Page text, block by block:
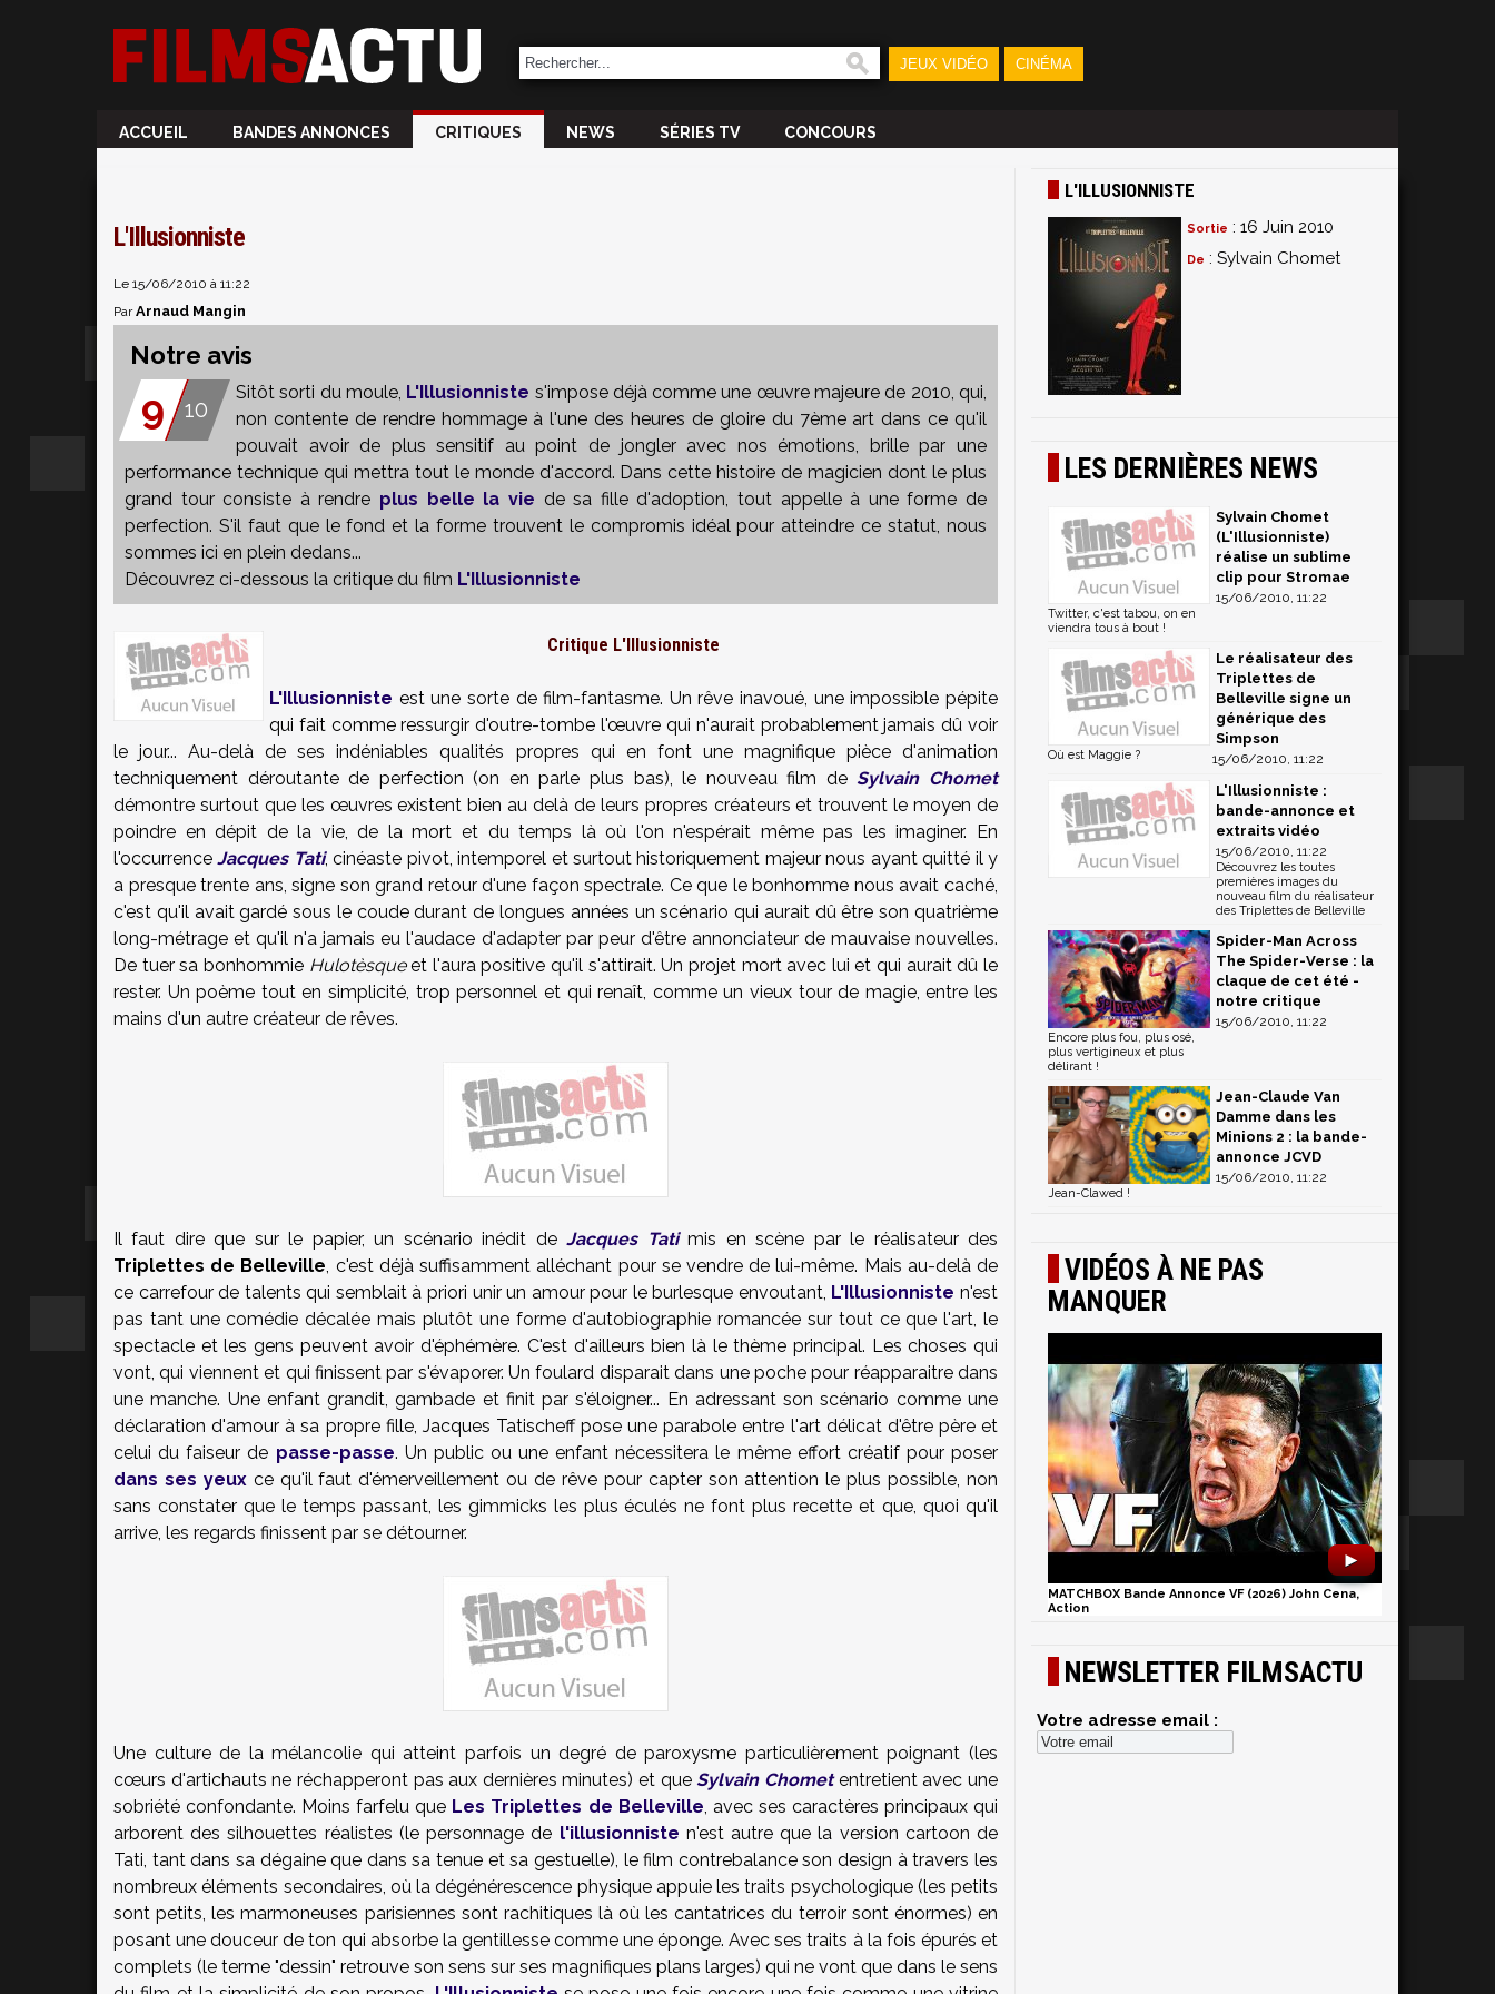
JEUX VIDÉO CINÉMA
ACCUEIL BANDES ANNONCES CRITIQUES NEWS SÉRIES TV CONCOURS
L'Illusionniste
Le 15/06/2010 à 11:22
ParArnaud Mangin
Notre avis
9 10
Sitôt sorti du moule, L'Illusionniste s'impose déjà comme une œuvre majeure de 2010, qui,
non contente de rendre hommage à l'une des heures de gloire du 7ème art dans ce qu'il
pouvait avoir de plus sensitif au point de jongler avec nos émotions, brille par une
performance technique qui mettra tout le monde d'accord. Dans cette histoire de magicien dont le plus
grand tour consiste à rendre plus belle la vie de sa fille d'adoption, tout appelle à une forme de
perfection. S'il faut que le fond et la forme trouvent le compromis idéal pour atteindre ce statut, nous
sommes ici en plein dedans...
Découvrez ci-dessous la critique du film L'Illusionniste
Critique L'Illusionniste
L'Illusionniste est une sorte de film-fantasme. Un rêve inavoué, une impossible pépite
qui fait comme ressurgir d'outre-tombe l'œuvre qui n'aurait probablement jamais dû voir
le jour... Au-delà de ses indéniables qualités propres qui en font une magnifique pièce d'animation
techniquement déroutante de perfection (on en parle plus bas), le nouveau film deSylvain Chomet
démontre surtout que les œuvres existent bien au delà de leurs propres créateurs et trouvent le moyen de
poindre en dépit de la vie, de la mort et du temps là où l'on n'espérait même pas les imaginer. En
l'occurrenceJacques Tati, cinéaste pivot, intemporel et surtout historiquement majeur nous ayant quitté il y
a presque trente ans, signe son grand retour d'une façon spectrale. Ce que le bonhomme nous avait caché,
c'est qu'il avait gardé sous le coude durant de longues années un scénario qui aurait dû être son quatrième
long-métrage et qu'il n'a jamais eu l'audace d'adapter par peur d'être annonciateur de mauvaise nouvelles.
De tuer sa bonhommie Hulotèsqueet l'aura positive qu'il s'attirait. Un projet mort avec lui et qui aurait dû le
rester. Un poème tout en simplicité, trop personnel et qui renaît, comme un vieux tour de magie, entre les
mains d'un autre créateur de rêves.
Il faut dire que sur le papier, un scénario inédit deJacques Tatimis en scène par le réalisateur des
Triplettes de Belleville, c'est déjà suffisamment alléchant pour se vendre de lui-même. Mais au-delà de
ce carrefour de talents qui semblait à priori unir un amour pour le burlesque envoutant, L'Illusionniste n'est
pas tant une comédie décalée mais plutôt une forme d'autobiographie romancée sur tout ce que l'art, le
spectacle et les gens peuvent avoir d'éphémère. C'est d'ailleurs bien là le thème principal. Les choses qui
vont, qui viennent et qui finissent par s'évaporer. Un foulard disparait dans une poche pour réapparaitre dans
une manche. Une enfant grandit, gambade et finit par s'éloigner... En adressant son scénario comme une
déclaration d'amour à sa propre fille, Jacques Tatischeff pose une parabole entre l'art délicat d'être père et
celui du faiseur de passe-passe. Un public ou une enfant nécessitera le même effort créatif pour poser
dans ses yeuxce qu'il faut d'émerveillement ou de rêve pour capter son attention le plus possible, non
sans constater que le temps passant, les gimmicks les plus éculés ne font plus recette et que, quoi qu'il
arrive, les regards finissent par se détourner.
Une culture de la mélancolie qui atteint parfois un degré de paroxysme particulièrement poignant (les
cœurs d'artichauts ne réchapperont pas aux dernières minutes) et queSylvain Chometentretient avec une
sobriété confondante. Moins farfelu que Les Triplettes de Belleville, avec ses caractères principaux qui
arborent des silhouettes réalistes (le personnage de l'illusionniste n'est autre que la version cartoon de
Tati, tant dans sa dégaine que dans sa tenue et sa gestuelle), le film contrebalance son design à travers les
nombreux éléments secondaires, où la dégénérescence physique appuie les traits psychologique (les petits
sont petits, les marmoneuses parisiennes sont rachitiques là où les cantatrices du terroir sont énormes) en
posant une douceur de ton qui absorbe la gentillesse comme une éponge. Avec ses traits à la fois épurés et
complets (le terme "dessin" retrouve son sens sur ses magnifiques plans larges) qui ne vont que dans le sens
L'ILLUSIONNISTE
Sortie : 16 Juin 2010
De : Sylvain Chomet
LES DERNIÈRES NEWS
Sylvain Chomet
(L'Illusionniste)
réalise un sublime
clip pour Stromae
15/06/2010, 11:22
Twitter, c'est tabou, on en
viendra tous à bout !
Le réalisateur des
Triplettes de
Belleville signe un
générique des
Simpson
15/06/2010, 11:22
Où est Maggie ?
L'Illusionniste :
bande-annonce et
extraits vidéo
15/06/2010, 11:22
Découvrez les toutes
premières images du
nouveau film du réalisateur
des Triplettes de Belleville
Spider-Man Across
The Spider-Verse : la
claque de cet été -
notre critique
15/06/2010, 11:22
Encore plus fou, plus osé,
plus vertigineux et plus
délirant !
Jean-Claude Van
Damme dans les
Minions 2 : la bande-
annonce JCVD
15/06/2010, 11:22
Jean-Clawed !
VIDÉOS À NE PAS
MANQUER
►
MATCHBOX Bande Annonce VF (2026) John Cena,
Action
NEWSLETTER FILMSACTU
Votre adresse email :